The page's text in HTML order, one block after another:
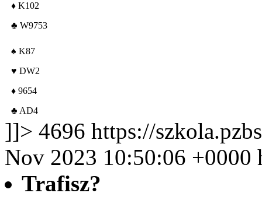
♦ K102
♣ W9753
♠ K87
♥ DW2
♦ 9654
♣ AD4
]]> 4696 https://
Nov 2023 10:50:06 +0000
Trafisz?